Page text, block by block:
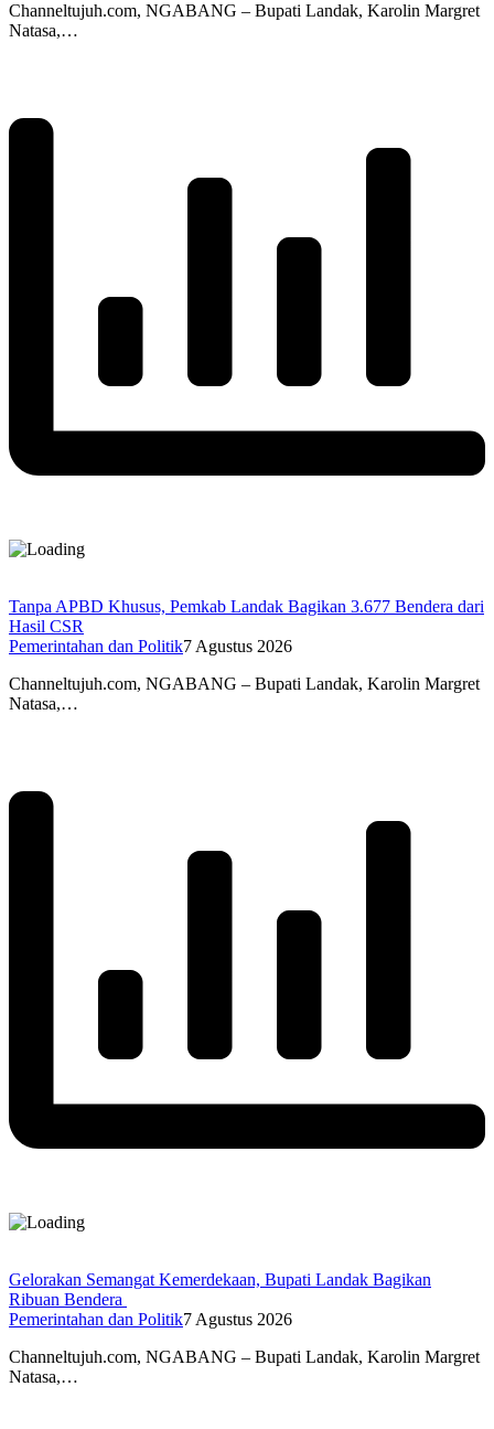
Channeltujuh.com, NGABANG – Bupati Landak, Karolin Margret
Natasa,…
Tanpa APBD Khusus, Pemkab Landak Bagikan 3.677 Bendera dari
Hasil CSR
Pemerintahan dan Politik7 Agustus 2026
Channeltujuh.com, NGABANG – Bupati Landak, Karolin Margret
Natasa,…
Gelorakan Semangat Kemerdekaan, Bupati Landak Bagikan
Ribuan Bendera
Pemerintahan dan Politik7 Agustus 2026
Channeltujuh.com, NGABANG – Bupati Landak, Karolin Margret
Natasa,…